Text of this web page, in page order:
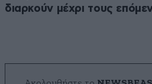
διαρκούν μέχρι τους